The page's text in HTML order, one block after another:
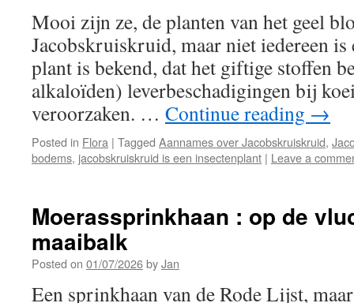
Mooi zijn ze, de planten van het geel
Jacobskruiskruid, maar niet iedereen
plant is bekend, dat het giftige stoffen
alkaloïden) leverbeschadigingen bij
veroorzaken. … Continue reading →
Posted in Flora | Tagged Aannames over Jacobskruiskruid,
bodems, jacobskruiskruid is een insectenplant | Leave a
Moerassprinkhaan : op de
maaibalk
Posted on 01/07/2026byJan
Een sprinkhaan van de Rode Lijst,